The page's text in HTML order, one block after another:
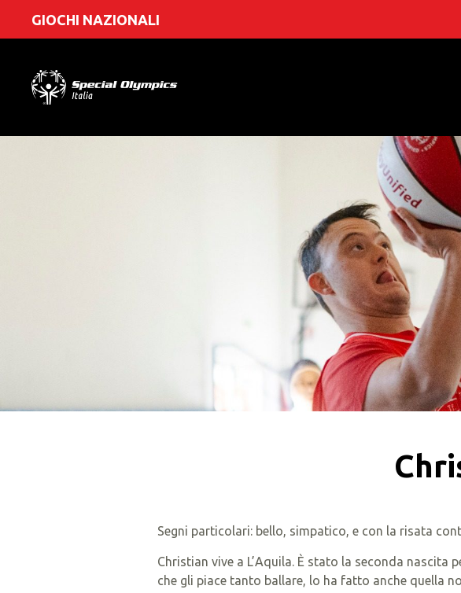
GIOCHI NAZIONALI
Segni particolari: bello, simpatico, e con la risata
Christian vive a L’Aquila. È stato la seconda
che gli piace tanto ballare, lo ha fatto anche quella